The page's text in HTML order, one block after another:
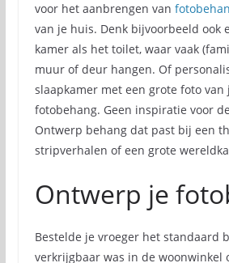
voor het aanbrengen van
van je huis. Denk bijvoorbeeld ook
kamer als het toilet, waar vaak
muur of deur hangen. Of
slaapkamer met een grote foto van
fotobehang. Geen inspiratie voor
Ontwerp behang dat past bij een
stripverhalen of een grote
Ontwerp je
Bestelde je vroeger het standaard
verkrijgbaar was in de woonwinkel